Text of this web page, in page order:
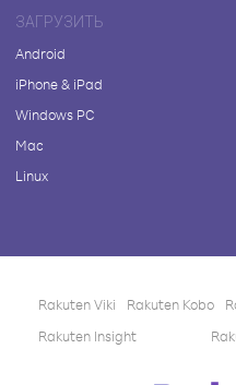
ЗАГРУЗИТЬ
Android
iPhone & iPad
Windows PC
Mac
Linux
Rakuten Viki Rakuten Kobo
Rakuten Insight